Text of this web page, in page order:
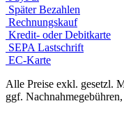
Später Bezahlen
Rechnungskauf
Kredit- oder Debitkarte
SEPA Lastschrift
EC-Karte
Alle Preise exkl. gesetzl.
ggf.